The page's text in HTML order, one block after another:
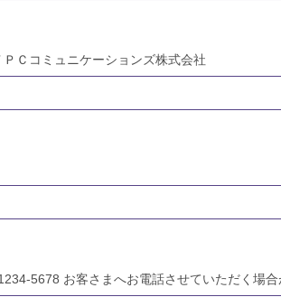
Ｃコミュニケーションズ株式会社
5678 お客さまへお電話させていただく場合